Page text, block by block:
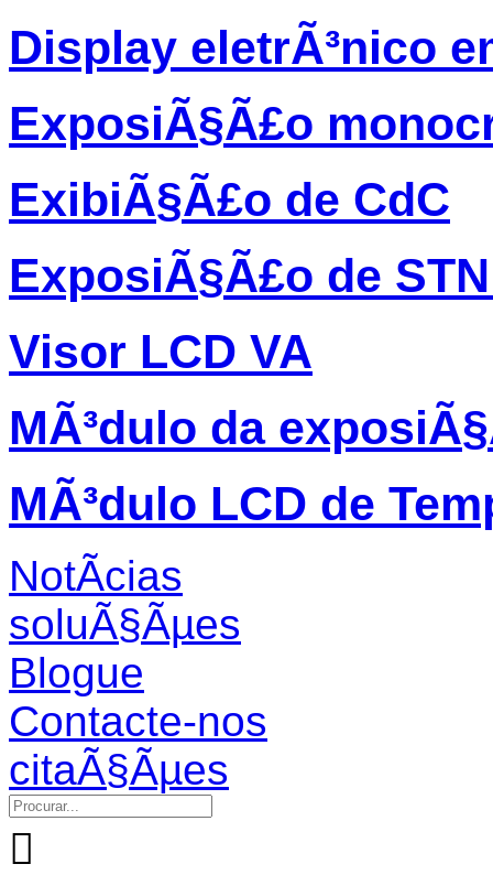
Display eletrÃ³nico
ExposiÃ§Ã£o
ExibiÃ§Ã£o de CdC
ExposiÃ§Ã£o de
Visor LCD VA
MÃ³dulo da
MÃ³dulo LCD de
NotÃ­cias
soluÃ§Ãµes
Blogue
Contacte-nos
citaÃ§Ãµes
